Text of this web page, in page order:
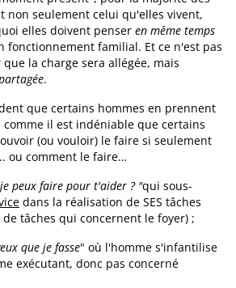
non seulement celui qu'elles vivent,
elles doivent penser en même temps
fonctionnement familial. Et ce n'est pas
que la charge sera allégée, mais
.
que certains hommes en prennent
il est indéniable que certains
(ou vouloir) le faire si seulement
ou comment le faire…
peux faire pour t'aider ? "qui sous-
dans la réalisation de SES tâches
tâches qui concernent le foyer) ;
que je fasse" où l'homme s'infantilise
exécutant, donc pas concerné